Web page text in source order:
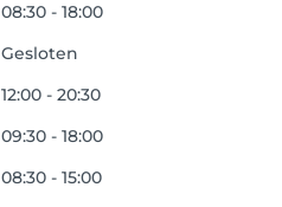
08:30 - 18:00
Gesloten
12:00 - 20:30
09:30 - 18:00
08:30 - 15:00